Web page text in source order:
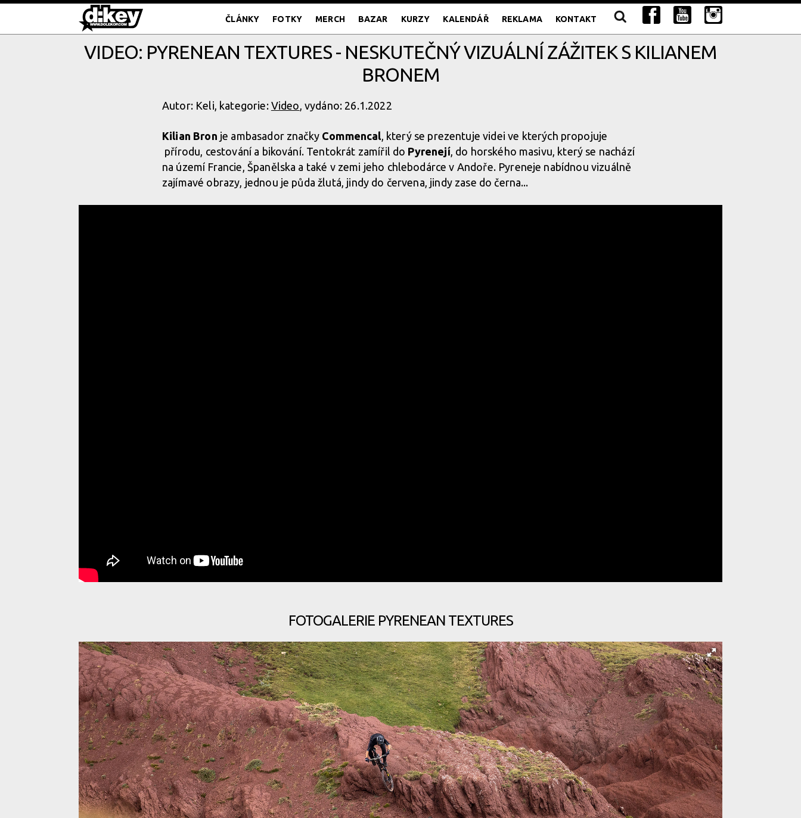
ČLÁNKY FOTKY MERCH BAZAR KURZY KALENDÁŘ REKLAMA KONTAKT
VIDEO: PYRENEAN TEXTURES - NESKUTEČNÝ VIZUÁLNÍ ZÁŽITEK S KILIANEM
BRONEM
Autor: Keli, kategorie: Video, vydáno: 26.1.2022
Kilian Bron je ambasador značky Commencal, který se prezentuje videi ve kterých propojuje
přírodu, cestování a bikování. Tentokrát zamířil do Pyrenejí, do horského masivu, který se nachází
na území Francie, Španělska a také v zemi jeho chlebodárce v Andoře. Pyreneje nabídnou vizuálně
zajímavé obrazy, jednou je půda žlutá, jindy do červena, jindy zase do černa...
FOTOGALERIE PYRENEAN TEXTURES